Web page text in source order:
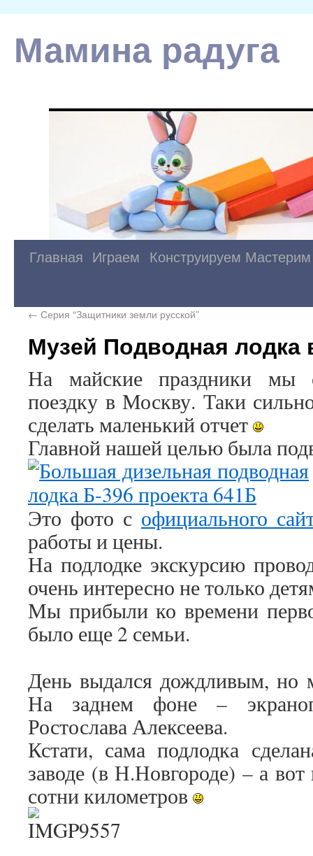
Мамина радуга
Главная Играем Конструируем Мастерим
← Серия “Защитники земли русской”
Музей Подводная лодка
На майские праздники мы
поездку в Москву. Таки
сделать маленький отчет
Главной нашей целью была
Это фото с официального
работы и цены.
На подлодке экскурсию
очень интересно не только
Мы прибыли ко времени
было еще 2 семьи.
День выдался дождливым, но
На заднем фоне –
Ростослава Алексеева.
Кстати, сама подлодка
заводе (в Н.Новгороде) – а
сотни километров